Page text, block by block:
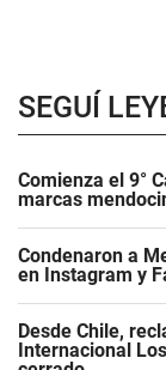
SEGUÍ
Comienza el 9°
marcas
Condenaron a
en Instagram y
Desde Chile,
Internacional